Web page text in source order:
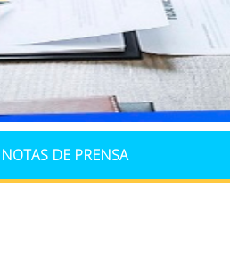
DE PRENSA